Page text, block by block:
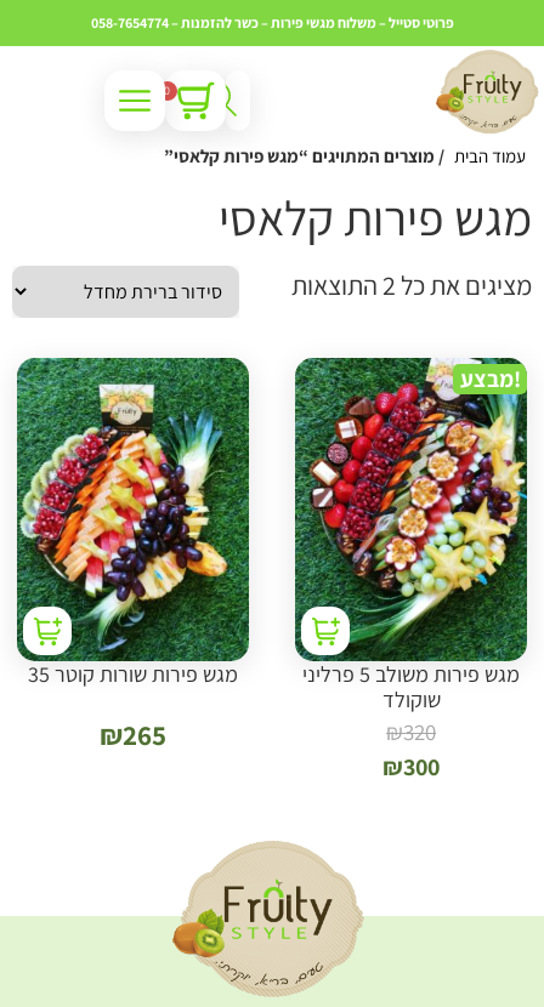
פרוטי סטייל – משלוח מגשי פירות – כשרלהזמנות – 058-7654774
0
עמוד הבית / מוצרים המתויגים “מגש פירות קלאסי”
פירות קלאסי
את כל ⁦2⁩ התוצאות
מגש פירות משולב 5 פרליני
שוקולד
₪320
₪300
מגש פירות שורות קוטר 35
₪265